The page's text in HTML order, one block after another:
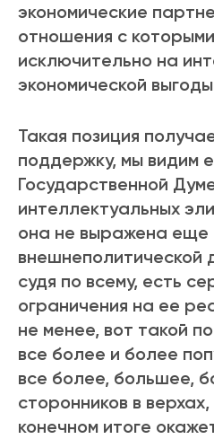
экономические
отношения с
исключительно на
экономической
Такая позиция
поддержку, мы видим
Государственной
интеллектуальных
она не выражена еще
внешнеполитической
судя по всему, есть
ограничения на ее
не менее, вот такой
все более и более
все более, большее,
сторонников в
конечном итоге